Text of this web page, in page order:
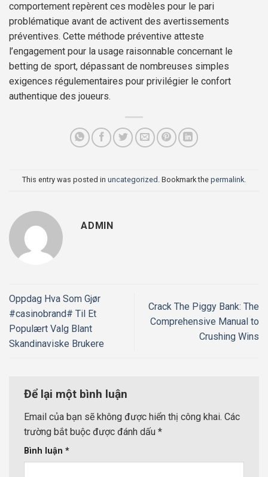
comportement repèrent ces modèles pour le pari
problématique avant de activent des avertissements
préventives. Cette méthode préventive atteste
l’engagement pour la usage raisonnable concernant le
betting de sport, dépassant de nombreuses simples
exigences régulementaires pour privilégier le confort
authentique des joueurs.
This entry was posted in uncategorized . Bookmark the permalink.
ADMIN
Oppdag Hva Som Gjør
#casinobrand# Til Et
Populært Valg Blant
Skandinaviske Brukere
Crack The Piggy Bank: The
Comprehensive Manual to
Crushing Wins
Để lại một bình luận
Email của bạn sẽ không được hiển thị công khai. Các
trường bắt buộc được đánh dấu *
Bình luận *